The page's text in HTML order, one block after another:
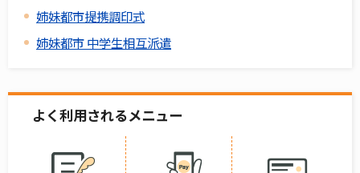
姉妹都市提携調印式
姉妹都市 中学生相互派遣
よく利用されるメニュー